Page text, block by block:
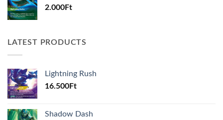
2.000Ft
LATEST PRODUCTS
Lightning Rush
16.500Ft
Shadow Dash